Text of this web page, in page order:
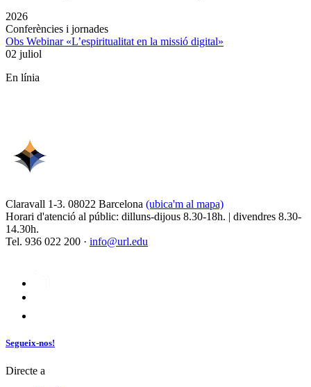
2026
Conferències i jornades
Obs Webinar «L’espiritualitat en la missió digital»
02 juliol
En línia
Claravall 1-3. 08022 Barcelona (ubica'm al mapa)
Horari d'atenció al públic: dilluns-dijous 8.30-18h. | divendres 8.30-
14.30h.
Tel. 936 022 200 · info@url.edu
Segueix-nos!
Directe a